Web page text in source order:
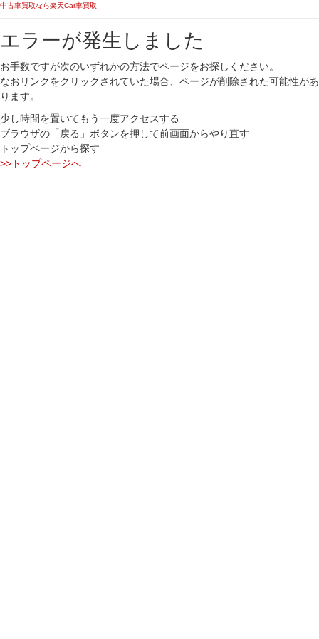
中古車買取なら楽天Car車買取
エラーが発生しました
お手数ですが次のいずれかの方法でページをお探しください。
なおリンクをクリックされていた場合、ページが削除された可能性があ
ります。
少し時間を置いてもう一度アクセスする
ブラウザの「戻る」ボタンを押して前画面からやり直す
トップページから探す
>>トップページへ